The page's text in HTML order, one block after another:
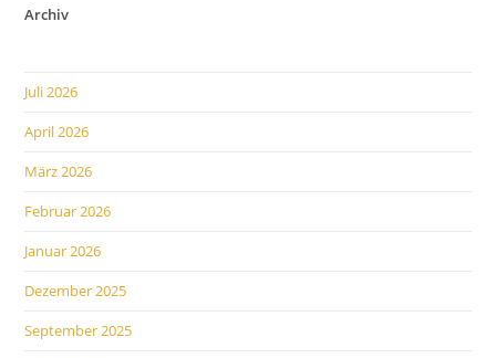
Archiv
Juli 2026
April 2026
März 2026
Februar 2026
Januar 2026
Dezember 2025
September 2025